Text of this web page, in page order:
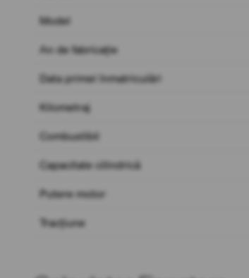
Model
An de fabricație
Data primei înmatriculări
Kilometraj
Combustibil
Capacitate cilindrică
Putere motor
Tracțiune